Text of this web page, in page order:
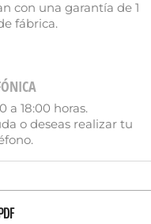
con una garantía de 1
fábrica.
a 18:00 horas.
o deseas realizar tu